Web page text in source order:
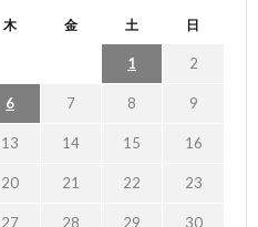
木 金 土 日
1 2
6 7 8 9
13 14 15 16
20 21 22 23
27 28 29 30